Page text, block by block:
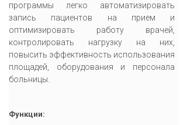
программы легко автоматизировать
запись пациентов на прием и
оптимизировать работу врачей,
контролировать нагрузку на них,
повысить эффективность использования
площадей, оборудования и персонала
больницы.
Функции: